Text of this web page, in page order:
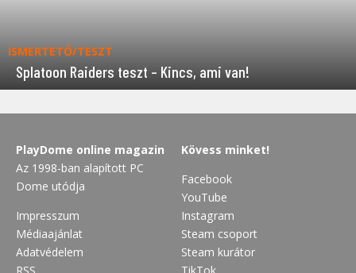
ISMERTETŐ/TESZT
Splatoon Raiders teszt – Kincs, ami van!
PlayDome online magazin
Az 1998-ban alapított PC
Dome utódja
Impresszum
Médiaajánlat
Adatvédelem
Kövess minket!
Facebook
YouTube
Instagram
Steam csoport
Steam kurátor